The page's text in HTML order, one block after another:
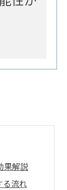
果解説
る流れ